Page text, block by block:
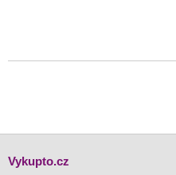
Vykupto.cz